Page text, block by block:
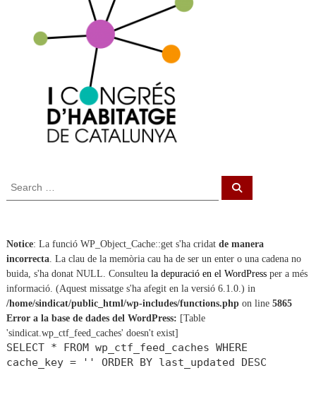
c
h
f
o
r
:
S
Notice: La funció WP_Object_Cache::get s'ha cridat de manera
incorrecta. La clau de la memòria cau ha de ser un enter o una cadena no
buida, s'ha donat NULL. Consulteu la depuració en el WordPressper a més
informació. (Aquest missatge s'ha afegit en la versió 6.1.0.) in
/home/sindicat/public_html/wp-includes/functions.phpon line 5865
Error a la base de dades del WordPress: [Table
'sindicat.wp_ctf_feed_caches' doesn't exist]
SELECT * FROM wp_ctf_feed_caches WHERE
cache_key = '' ORDER BY last_updated DESC